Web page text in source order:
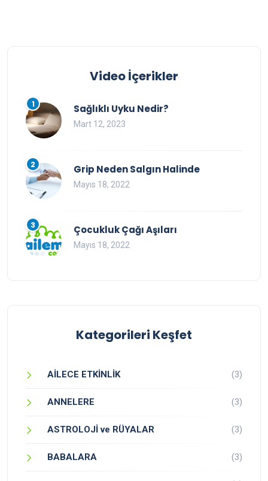
Video İçerikler
1 Sağlıklı Uyku Nedir?
Mart 12, 2023
2 Grip Neden Salgın Halinde
Mayıs 18, 2022
3 Çocukluk Çağı Aşıları
Mayıs 18, 2022
Kategorileri Keşfet
AİLECE ETKİNLİK (3)
ANNELERE (3)
ASTROLOJİ ve RÜYALAR (3)
BABALARA (3)